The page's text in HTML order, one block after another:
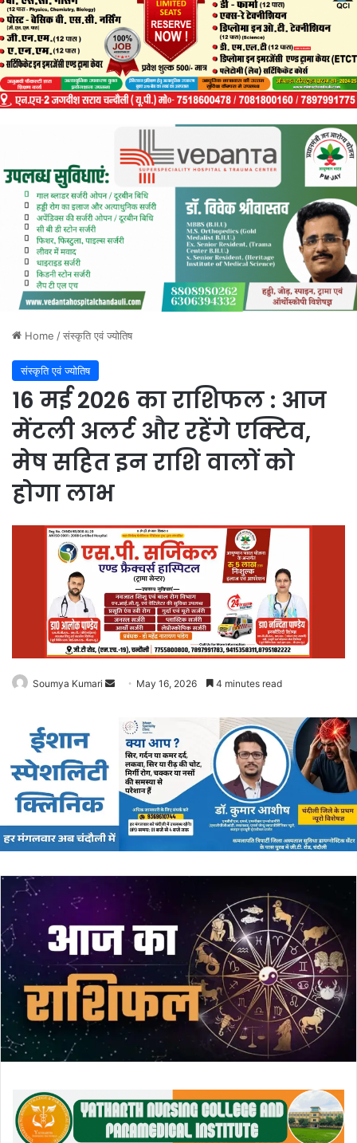
Home /संस्कृति एवं ज्योतिष
संस्कृति एवं ज्योतिष
16 मई 2026 का राशिफल : आज
मेंटली अलर्ट और रहेंगे एक्टिव,
मेष सहित इन राशि वालों को
होगा लाभ
Soumya Kumari
Send
email
May 16, 2026 4 minutes read